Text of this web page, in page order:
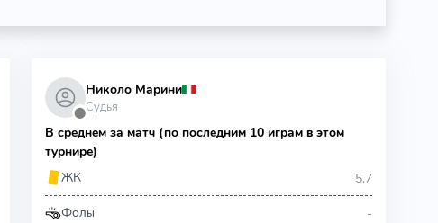
⬤
Николо Марини
Судья
В среднем за матч (по последним 10 играм в этом
турнире)
ЖК
5.7
Фолы -